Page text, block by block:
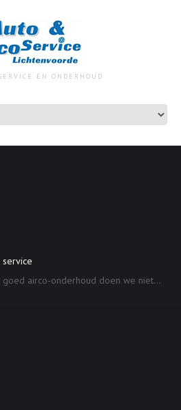
EN ONDERHOUD
service
goed airco-onderhoud doen we niet...